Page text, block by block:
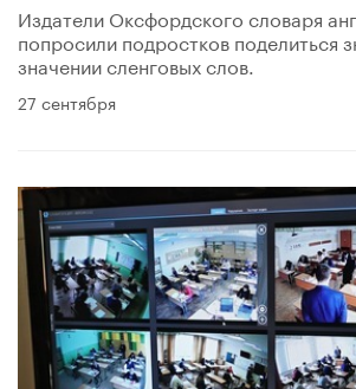
Издатели Оксфордского словаря
попросили подростков поделиться
значении сленговых слов.
27 сентября